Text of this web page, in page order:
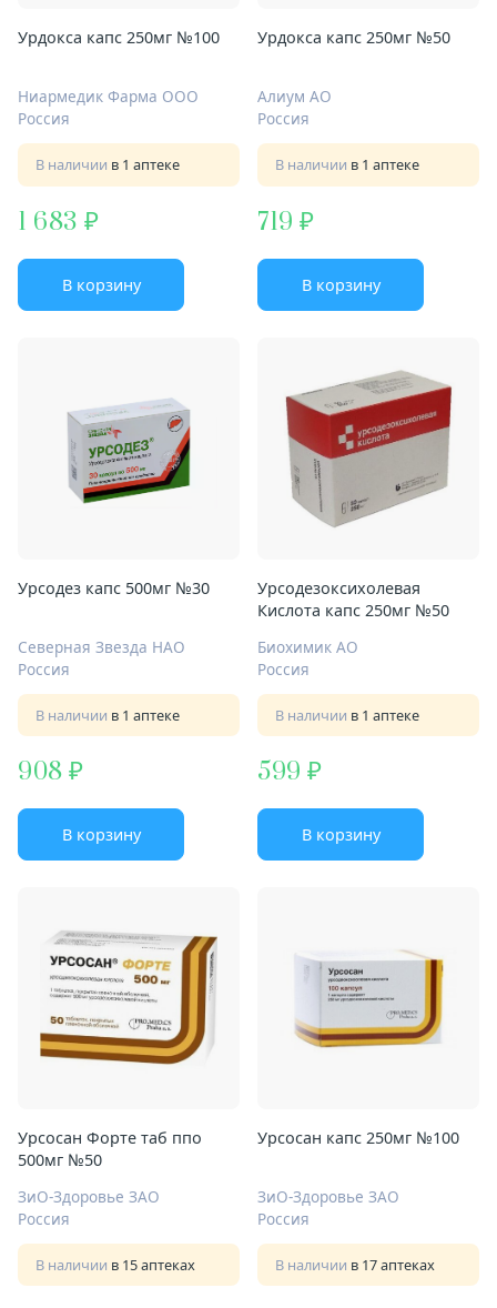
Урдокса капс 250мг №100
Ниармедик Фарма ООО
Россия
В наличии в 1 аптеке
1 683
В корзину
Урдокса капс 250мг №50
Алиум АО
Россия
В наличии в 1 аптеке
719
В корзину
Урсодез капс 500мг №30
Северная Звезда НАО
Россия
В наличии в 1 аптеке
908
В корзину
Урсодезоксихолевая
Кислота капс 250мг №50
Биохимик АО
Россия
В наличии в 1 аптеке
599
В корзину
Урсосан Форте таб ппо
500мг №50
ЗиО-Здоровье ЗАО
Россия
В наличии в 15 аптеках
Урсосан капс 250мг №100
ЗиО-Здоровье ЗАО
Россия
В наличии в 17 аптеках